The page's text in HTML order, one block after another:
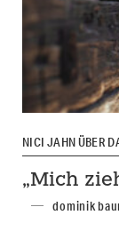
NICI JAHN ÜBER
„Mich
dominik